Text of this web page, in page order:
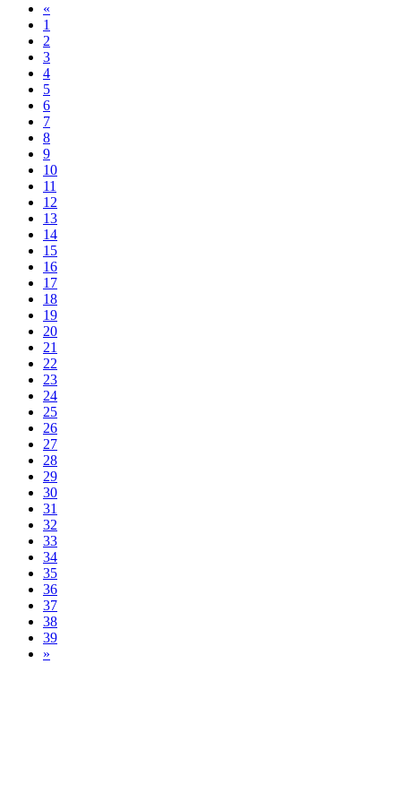
«
1
2
3
4
5
6
7
8
9
10
11
12
13
14
15
16
17
18
19
20
21
22
23
24
25
26
27
28
29
30
31
32
33
34
35
36
37
38
39
»